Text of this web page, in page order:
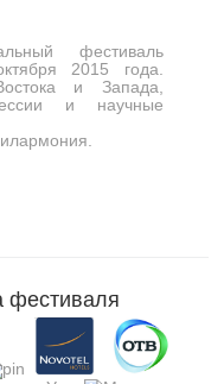
фестиваль
2015 года.
и Запада,
и научные
фестиваля